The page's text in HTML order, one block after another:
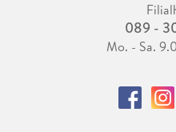
089 -
Mo. - Sa.